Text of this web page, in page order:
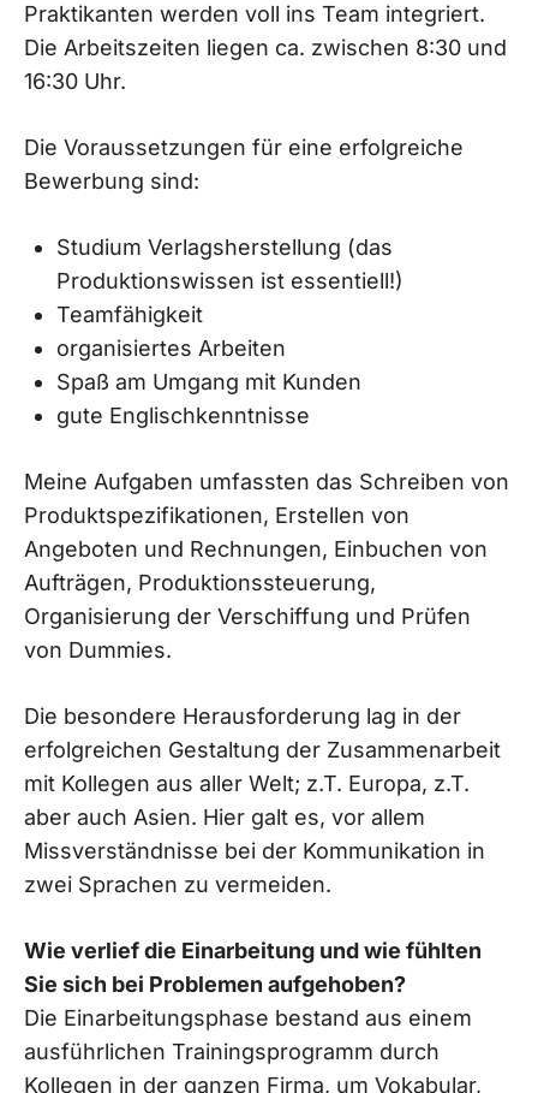
Praktikanten werden voll ins Team integriert.
Die Arbeitszeiten liegen ca. zwischen 8:30 und
16:30 Uhr.
Die Voraussetzungen für eine erfolgreiche
Bewerbung sind:
Studium Verlagsherstellung (das
Produktionswissen ist essentiell!)
Teamfähigkeit
organisiertes Arbeiten
Spaß am Umgang mit Kunden
gute Englischkenntnisse
Meine Aufgaben umfassten das Schreiben von
Produktspezifikationen, Erstellen von
Angeboten und Rechnungen, Einbuchen von
Aufträgen, Produktionssteuerung,
Organisierung der Verschiffung und Prüfen
von Dummies.
Die besondere Herausforderung lag in der
erfolgreichen Gestaltung der Zusammenarbeit
mit Kollegen aus aller Welt; z.T. Europa, z.T.
aber auch Asien. Hier galt es, vor allem
Missverständnisse bei der Kommunikation in
zwei Sprachen zu vermeiden.
Wie verlief die Einarbeitung und wie fühlten
Sie sich bei Problemen aufgehoben?
Die Einarbeitungsphase bestand aus einem
ausführlichen Trainingsprogramm durch
Kollegen in der ganzen Firma, um Vokabular,